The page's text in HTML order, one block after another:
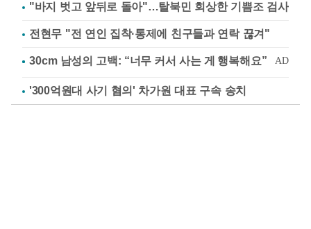
"바지 벗고 앞뒤로 돌아"…탈북민 회상한 기쁨조 검사
전현무 "전 연인 집착·통제에 친구들과 연락 끊겨"
'300억원대 사기 혐의' 차가원 대표 구속 송치